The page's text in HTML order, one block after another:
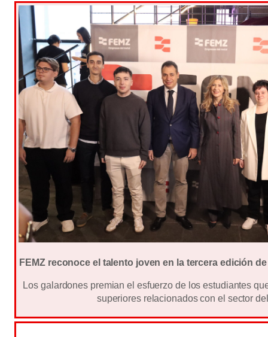
FEMZ reconoce el talento joven en la tercera edición
Los galardones premian el esfuerzo de los estudiantes
superiores relacionados con el sector